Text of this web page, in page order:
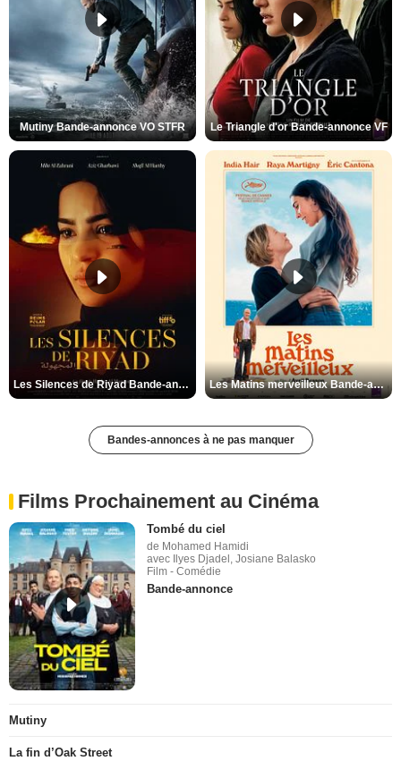
Mutiny Bande-annonce VO STFR Le Triangle d'or Bande-annonce VF
Les Silences de Riyad Bande-annonce VO STFR Les Matins merveilleux Bande-annonce VF
Bandes-annonces à ne pas manquer
Films Prochainement au Cinéma
Tombé du ciel
de Mohamed Hamidi
avec Ilyes Djadel, Josiane Balasko
Film - Comédie
Bande-annonce
Mutiny
La fin d’Oak Street